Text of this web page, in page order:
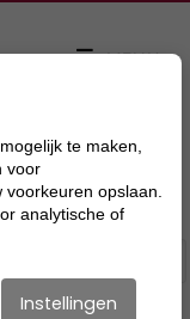
te maken,
voor
opslaan.
analytische of
Instellingen